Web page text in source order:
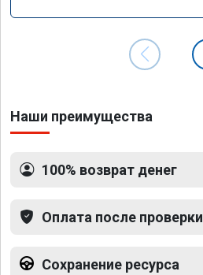
Наши преимущества
100% возврат денег
Оплата после проверки
Сохранение ресурса